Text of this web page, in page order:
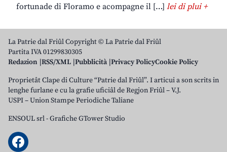
fortunade di Floramo e acompagne il […] lei di plui +
La Patrie dal Friûl Copyright © La Patrie dal Friûl
Partita IVA 01299830305
Redazion RSS/XML Pubblicità Privacy PolicyCookie Policy
Proprietât Clape di Culture “Patrie dal Friûl”. I articui a son scrits in
lenghe furlane e cu la grafie uficiâl de Regjon Friûl – V.J.
USPI – Union Stampe Periodiche Taliane
ENSOUL srl-Grafiche GTower Studio